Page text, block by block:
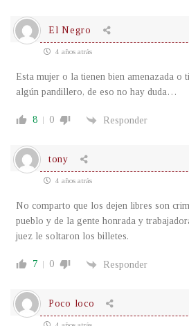
El Negro
4 años atrás
Esta mujer o la tienen bien amenazada o
algún pandillero, de eso no hay duda…
8 0 Responder
tony
4 años atrás
No comparto que los dejen libres son
pueblo y de la gente honrada y
juez le soltaron los billetes.
7 0 Responder
Poco loco